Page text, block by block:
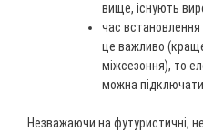
вище, існують
час
це важливо
міжсезоння), то
можна підключати
Незважаючи на футуристичні,